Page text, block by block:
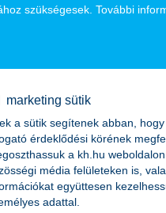
Befektetőként azonban már
236 milliárd
forint volt
forint veszteséget könyvelt el.
szükségesek. További
marketing sütik
a sütik segítenek abban,
érdeklődési körének
a kh.hu
média felületeken is,
együttesen
adattal.